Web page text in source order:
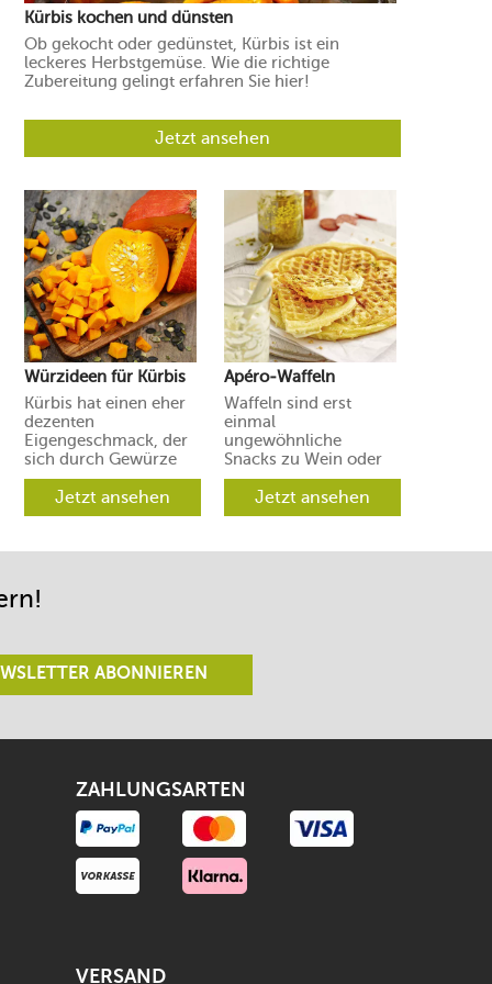
Kürbis kochen und dünsten
Ob gekocht oder gedünstet, Kürbis ist ein
leckeres Herbstgemüse. Wie die richtige
Zubereitung gelingt erfahren Sie hier!
Jetzt ansehen
Würzideen für Kürbis
Kürbis hat einen eher
dezenten
Eigengeschmack, der
sich durch Gewürze
und Aromen leicht in
verschiedene
Richtungen lenken
Jetzt ansehen
Apéro-Waffeln
Waffeln sind erst
einmal
ungewöhnliche
Snacks zu Wein oder
Prosecco. Ihre Gäste
werden aber
begeistert sein.
Jetzt ansehen
ABONNIEREN
ZAHLUNGSARTEN
VERSAND